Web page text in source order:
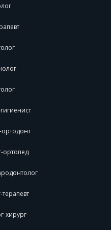
ортодонт
ортопед
хирург